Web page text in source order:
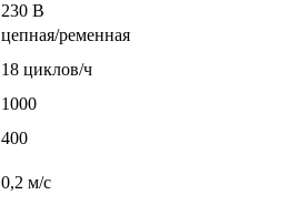
230 В
цепная/ременная
18 циклов/ч
1000
400
0,2 м/с